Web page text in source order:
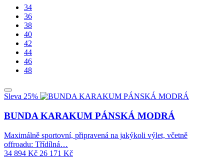
34
36
38
40
42
44
46
48
Sleva 25%
BUNDA KARAKUM PÁNSKÁ MODRÁ
Maximálně sportovní, připravená na jakýkoli výlet, včetně
offroadu: Třídílná…
34 894 Kč 26 171 Kč